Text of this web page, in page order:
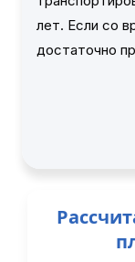
лет. Если со
достаточно